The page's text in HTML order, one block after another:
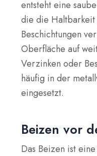
entsteht eine
die die Haltbarkeit
Beschichtungen
Oberfläche auf
Verzinken oder
häufig in der
eingesetzt.
Beizen vor
Das Beizen ist